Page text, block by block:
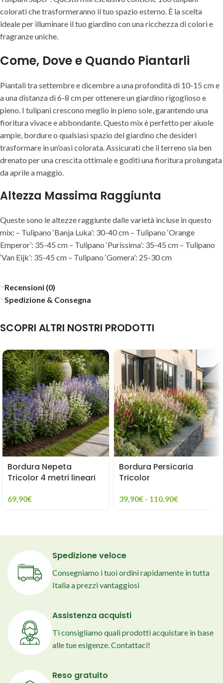
colorati che trasformeranno il tuo spazio esterno. È la scelta
ideale per illuminare il tuo giardino con una ricchezza di colori e
fragranze uniche.
Come, Dove e Quando Piantarli
Piantali tra settembre e dicembre a una profondità di 10-15 cm e
a una distanza di 6-8 cm per ottenere un giardino rigoglioso e
pieno. I tulipani crescono meglio in pieno sole, garantendo una
fioritura vivace e abbondante. Questo mix è perfetto per aiuole
ampie, bordure o qualsiasi spazio del giardino che desideri
trasformare in un’oasi colorata. Assicurati che il terreno sia ben
drenato per una crescita ottimale e goditi una fioritura prolungata
da aprile a maggio.
Altezza Massima Raggiunta
Queste sono le altezze raggiunte dalle varietà incluse in questo
mix: – Tulipano ‘Banja Luka’: 30-40 cm – Tulipano ‘Orange
Emperor’: 35-45 cm – Tulipano ‘Purissima’: 35-45 cm – Tulipano
‘Van Eijk’: 35-45 cm – Tulipano ‘Gomera’: 25-30 cm
Recensioni (0)
Spedizione & Consegna
SCOPRI ALTRI NOSTRI PRODOTTI
Bordura Nepeta
Tricolor 4 metri lineari
69,90€
Bordura Persicaria
Tricolor
39,90€ - 110,90€
Spedizione veloce
Consegniamo i tuoi ordini rapidamente in tutta
Italia a prezzi vantaggiosi
Assistenza acquisti
Ti consigliamo quali prodotti acquistare in base
alle tue esigenze. Contattaci!
Reso gratuito